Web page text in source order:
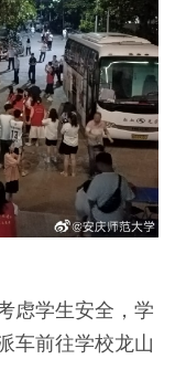
虑学生安全，学
车前往学校龙山